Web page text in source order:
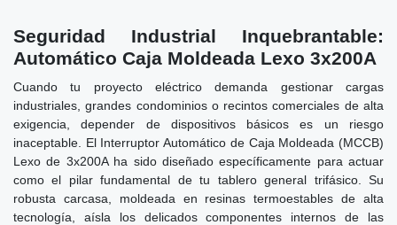
Seguridad Industrial Inquebrantable:
Automático Caja Moldeada Lexo 3x200A
Cuando tu proyecto eléctrico demanda gestionar cargas
industriales, grandes condominios o recintos comerciales de alta
exigencia, depender de dispositivos básicos es un riesgo
inaceptable. El Interruptor Automático de Caja Moldeada (MCCB)
Lexo de 3x200A ha sido diseñado específicamente para actuar
como el pilar fundamental de tu tablero general trifásico. Su
robusta carcasa, moldeada en resinas termoestables de alta
tecnología, aísla los delicados componentes internos de las